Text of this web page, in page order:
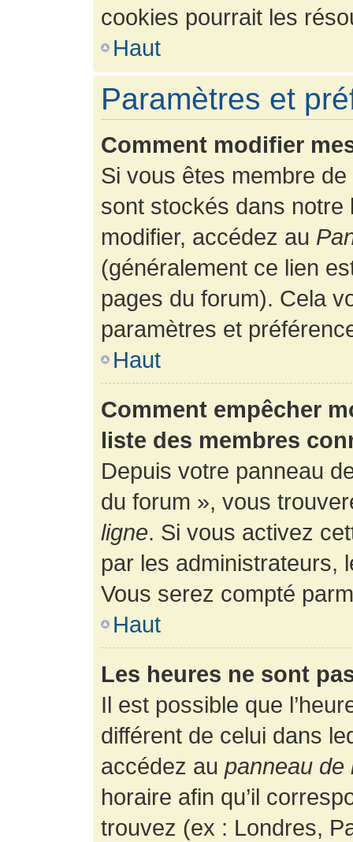
cookies pourrait les
Haut
Paramètres et
Comment modifier
Si vous êtes membre
sont stockés dans
modifier, accédez au
(généralement ce lien
pages du forum). Cela
paramètres et
Haut
Comment empêcher
liste des membres
Depuis votre panneau
du forum », vous
ligne. Si vous activez
par les administrateurs,
Vous serez compté
Haut
Les heures ne sont
Il est possible que
différent de celui dans
accédez au panneau de
horaire afin qu’il
trouvez (ex : Londres,